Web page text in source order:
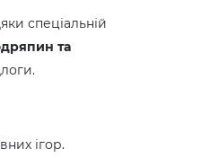
спеціальній
та
ігор.